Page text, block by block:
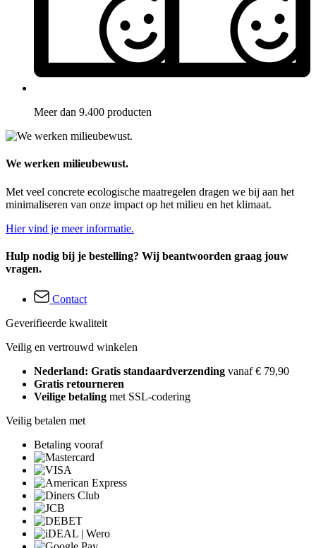
Meer dan 9.400 producten
We werken milieubewust.
Met veel concrete ecologische maatregelen dragen we bij aan het
minimaliseren van onze impact op het milieu en het klimaat.
Hier vind je meer informatie.
Hulp nodig bij je bestelling? Wij beantwoorden graag jouw
vragen.
Contact
Geverifieerde kwaliteit
Veilig en vertrouwd winkelen
Nederland: Gratis standaardverzending vanaf € 79,90
Gratis retourneren
Veilige betaling met SSL-codering
Veilig betalen met
Betaling vooraf